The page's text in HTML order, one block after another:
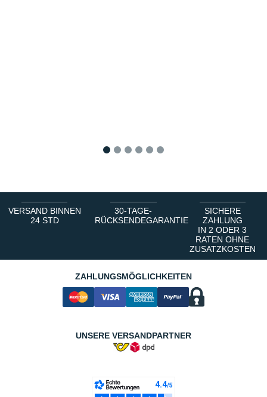
VERSAND BINNEN
24 STD
30-TAGE-
RÜCKSENDEGARANTIE
SICHERE
ZAHLUNG
IN 2 ODER 3
RATEN OHNE
ZUSATZKOSTEN
ZAHLUNGSMÖGLICHKEITEN
UNSERE VERSANDPARTNER